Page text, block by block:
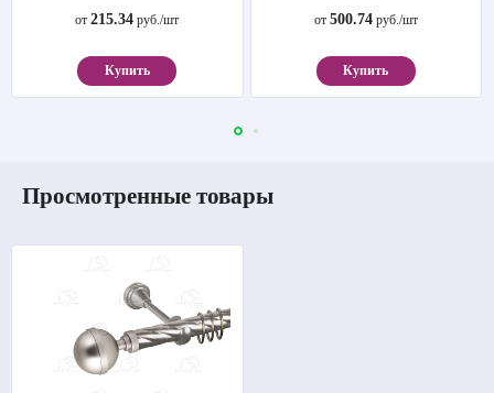
от215.34 руб./шт
Купить
от 500.74руб./шт
Купить
Просмотренные товары